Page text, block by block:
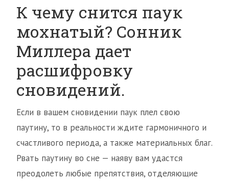
К чему снится паук
мохнатый? Сонник
Миллера дает
расшифровку
сновидений.
Если в вашем сновидении паук плел свою
паутину, то в реальности ждите гармоничного и
счастливого периода, а также материальных благ.
Рвать паутину во сне — наяву вам удастся
преодолеть любые препятствия, отделяющие